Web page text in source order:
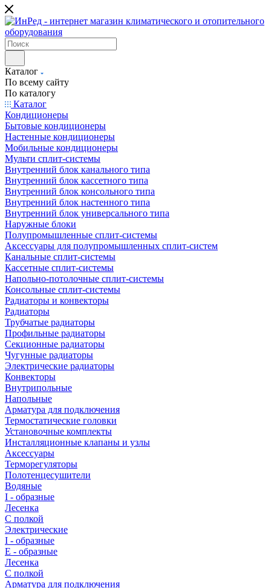
Каталог
По всему сайту
По каталогу
Каталог
Кондиционеры
Бытовые кондиционеры
Настенные кондиционеры
Мобильные кондиционеры
Мульти сплит-системы
Внутренний блок канального типа
Внутренний блок кассетного типа
Внутренний блок консольного типа
Внутренний блок настенного типа
Внутренний блок универсального типа
Наружные блоки
Полупромышленные сплит-системы
Аксессуары для полупромышленных сплит-систем
Канальные сплит-системы
Кассетные сплит-системы
Напольно-потолочные сплит-системы
Консольные сплит-системы
Радиаторы и конвекторы
Радиаторы
Трубчатые радиаторы
Профильные радиаторы
Секционные радиаторы
Чугунные радиаторы
Электрические радиаторы
Конвекторы
Внутрипольные
Напольные
Арматура для подключения
Термостатические головки
Установочные комплекты
Инсталляционные клапаны и узлы
Аксессуары
Терморегуляторы
Полотенцесушители
Водяные
I - образные
Лесенка
С полкой
Электрические
I - образные
E - образные
Лесенка
С полкой
Арматура для подключения